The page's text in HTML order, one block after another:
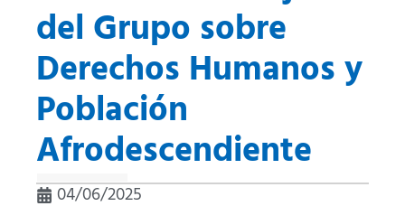
del Grupo sobre
Derechos Humanos y
Población
Afrodescendiente
04/06/2025